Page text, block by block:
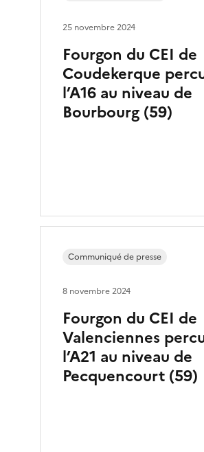
Fourgon du CEI de
Coudekerque
l’A16 au niveau de
Bourbourg (59)
25 novembre 2024
Fourgon du CEI de
Valenciennes
l’A21 au niveau de
Pecquencourt (59)
Communiqué de presse
8 novembre 2024